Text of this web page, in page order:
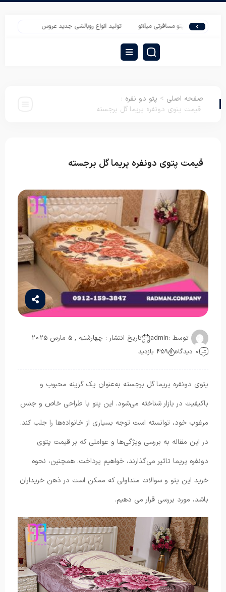
پتو مسافرتی میلانو تولید انواع روبالشی جدید عروس روبالشی ساتن
صفحه اصلی > پتو دو نفره :
قیمت پتوی دونفره پریما گل برجسته
قیمت پتوی دونفره پریما گل برجسته
توسط :admin
تاریخ انتشار : چهارشنبه , 5 مارس 2025
0 دیدگاه
459 بازدید
پتوی دونفره پریما گل برجسته به‌عنوان یک گزینه محبوب و
باکیفیت در بازار شناخته می‌شود. این پتو با طراحی خاص و جنس
مرغوب خود، توانسته است توجه بسیاری از خانواده‌ها را جلب کند.
در این مقاله به بررسی ویژگی‌ها و عواملی که بر قیمت پتوی
دونفره پریما تاثیر می‌گذارند، خواهیم پرداخت. همچنین، نحوه
خرید این پتو و سوالات متداولی که ممکن است در ذهن خریداران
باشد، مورد بررسی قرار می دهیم.